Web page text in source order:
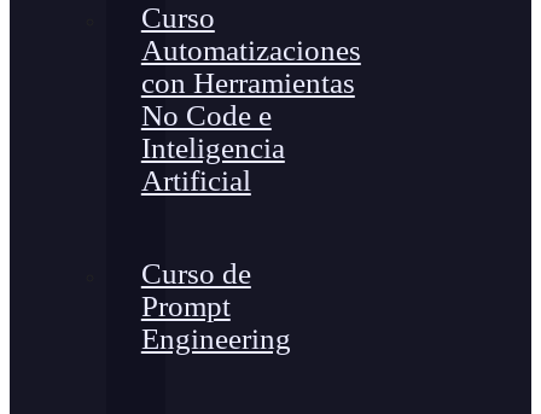
Curso
Automatizaciones
con Herramientas
No Code e
Inteligencia
Artificial
Curso de
Prompt
Engineering